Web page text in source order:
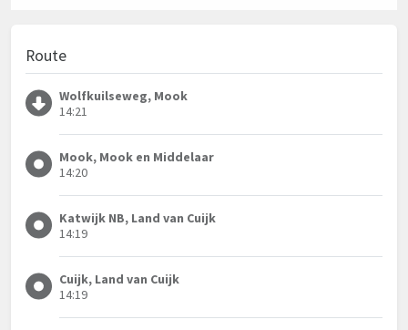
Route
Wolfkuilseweg, Mook
14:21
Mook, Mook en Middelaar
14:20
Katwijk NB, Land van Cuijk
14:19
Cuijk, Land van Cuijk
14:19